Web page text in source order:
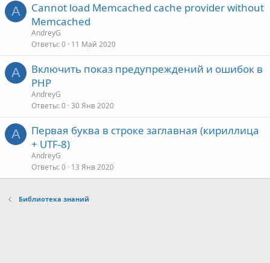
A
Cannot load Memcached cache provider without
Memcached
AndreyG
Ответы 0 11 Май 2020
A
Включить показ предупреждений и ошибок в
PHP
AndreyG
Ответы 0 30 Янв 2020
A
Первая буква в строке заглавная (кириллица
+ UTF-8)
AndreyG
Ответы 0 13 Янв 2020
Библиотека знаний